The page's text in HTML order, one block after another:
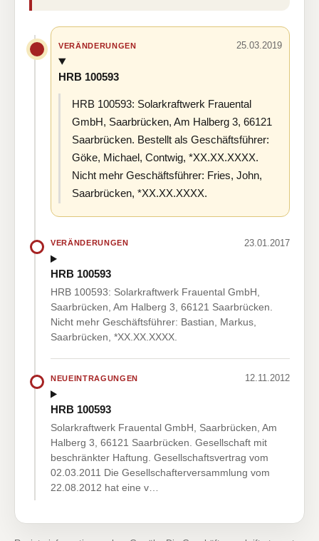
VERÄNDERUNGEN 25.03.2019
HRB 100593
HRB 100593: Solarkraftwerk Frauental
GmbH, Saarbrücken, Am Halberg 3, 66121
Saarbrücken. Bestellt als Geschäftsführer:
Göke, Michael, Contwig, *XX.XX.XXXX.
Nicht mehr Geschäftsführer: Fries, John,
Saarbrücken, *XX.XX.XXXX.
VERÄNDERUNGEN 23.01.2017
HRB 100593
HRB 100593: Solarkraftwerk Frauental GmbH,
Saarbrücken, Am Halberg 3, 66121 Saarbrücken.
Nicht mehr Geschäftsführer: Bastian, Markus,
Saarbrücken, *XX.XX.XXXX.
NEUEINTRAGUNGEN 12.11.2012
HRB 100593
Solarkraftwerk Frauental GmbH, Saarbrücken, Am
Halberg 3, 66121 Saarbrücken. Gesellschaft mit
beschränkter Haftung. Gesellschaftsvertrag vom
02.03.2011 Die Gesellschafterversammlung vom
22.08.2012 hat eine v…